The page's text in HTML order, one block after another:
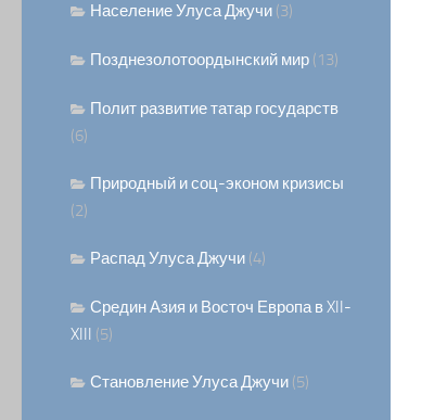
Население Улуса Джучи (3)
Позднезолотоордынский мир (13)
Полит развитие татар государств
(6)
Природный и соц-эконом кризисы
(2)
Распад Улуса Джучи (4)
Средин Азия и Восточ Европа в XII-
XIII
(5)
Становление Улуса Джучи (5)